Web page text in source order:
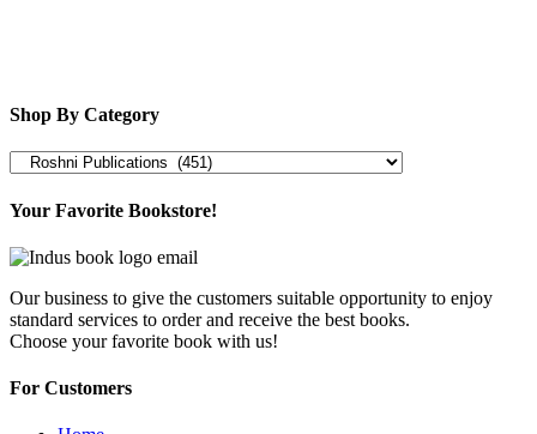
Shop By Category
Your Favorite Bookstore!
Our business to give the customers suitable opportunity to enjoy
standard services to order and receive the best books.
Choose your favorite book with us!
For Customers